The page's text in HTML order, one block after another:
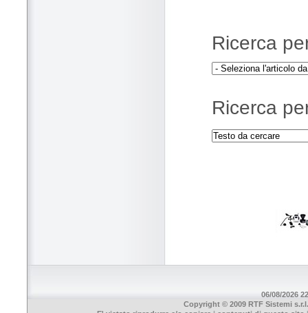
Ricerca
Ricerca
06/08/2026
Copyright © 2009 RTF Sistemi